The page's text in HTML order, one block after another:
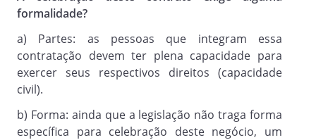
informações porventura solicitadas que
sejam inerentes ao cumprimento do
objeto do Contrato e, comunicar a outra
Parte, por escrito, a ocorrência de
qualquer falha ou impedimento no
formalidade?
a) Partes: as pessoas que integram essa
contratação devem ter plena capacidade para
exercer seus respectivos direitos (capacidade
civil).
b) Forma: ainda que a legislação não traga forma
específica para celebração deste negócio, um